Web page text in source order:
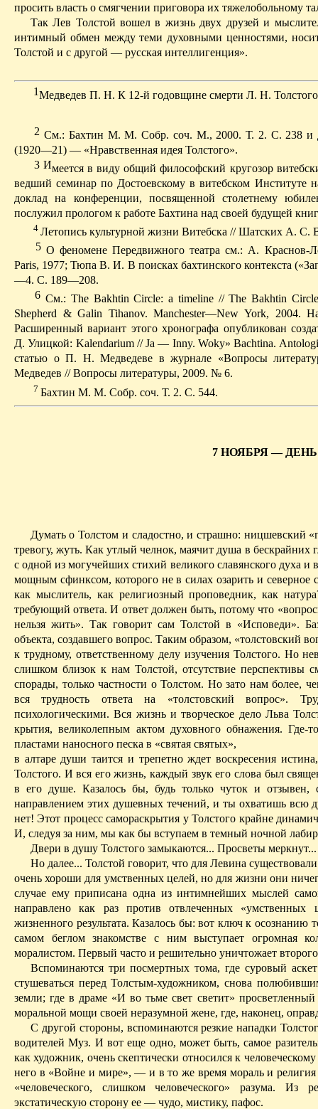
просить власть о смягчении приговора их тяжелобольному
Так Лев Толстой вошел в жизнь двух друзей и
интимный обмен между теми духовными ценностями,
Толстой и с другой — русская интеллигенция».
1Медведев П. Н. К 12-й годовщине смерти Л. Н.
2 См.: Бахтин М. М. Собр. соч. М., 2000. Т. 2. С. 238 и
(1920—21) — «Нравственная идея Толстого».
3 Имеется в виду общий философский кругозор
ведший семинар по Достоевскому в витебском Институте
доклад на конференции, посвященной столетнему
послужил прологом к работе Бахтина над своей будущей
4 Летопись культурной жизни Витебска // Шатских А.
5О феномене Передвижного театра см.: А.
Paris, 1977; Тюпа В. И. В поисках бахтинского контекста
—4. C. 189—208.
6См.: The Bakhtin Circle: a timeline // The Bakhtin
Shepherd & Galin Tihanov. Manchester—New York, 2004.
Расширенный вариант этого хронографа опубликован
Д. Улицкой: Kalendarium // Ja — Inny. Wokу» Bachtina.
статью о П. Н. Медведеве в журнале «Вопросы
Медведев // Вопросы литературы, 2009. № 6.
7 Бахтин М. М. Собр. соч. Т. 2. С. 544.
7 НОЯБРЯ —
Думать о Толстом и сладостно, и страшно: ницшевский
тревогу, жуть. Как утлый челнок, маячит душа в бескрайних
с одной из могучейших стихий великого славянского духа и
мощным сфинксом, которого не в силах озарить и северное
как мыслитель, как религиозный проповедник, как
требующий ответа. И ответ должен быть, потому что
нельзя жить». Так говорит сам Толстой в «Исповеди».
объекта, создавшего вопрос. Таким образом, «толстовский
к трудному, ответственному делу изучения Толстого. Но
слишком близок к нам Толстой, отсутствие
спорады, только частности о Толстом. Но зато нам более,
вся трудность ответа на «толстовский вопрос».
психологическими. Вся жизнь и творческое дело Льва
крытия, великолепным актом духовного обнажения.
пластами наносного песка в «святая святых»,
в алтаре души таится и трепетно ждет воскресения
Толстого. И вся его жизнь, каждый звук его слова был
в его душе. Казалось бы, будь только чуток и отзывен,
направлением этих душевных течений, и ты охватишь всю
нет! Этот процесс самораскрытия у Толстого крайне
И, следуя за ним, мы как бы вступаем в темный ночной
Двери в душу Толстого замыкаются... Просветы
Но далее... Толстой говорит, что для Левина
очень хороши для умственных целей, но для жизни они
случае ему приписана одна из интимнейших мыслей
направлено как раз против отвлеченных «умственных
жизненного результата. Казалось бы: вот ключ к осознанию
самом беглом знакомстве с ним выступает огромная
моралистом. Первый часто и решительно уничтожает
Вспоминаются три посмертных тома, где суровый
стушеваться перед Толстым-художником, снова
земли; где в драме «И во тьме свет светит»
моральной мощи своей неразумной жене, где, наконец,
С другой стороны, вспоминаются резкие нападки
водителей Муз. И вот еще одно, может быть, самое
как художник, очень скептически относился к
него в «Войне и мире», — и в то же время мораль и
«человеческого, слишком человеческого» разума.
экстатическую сторону ее — чудо, мистику, пафос.